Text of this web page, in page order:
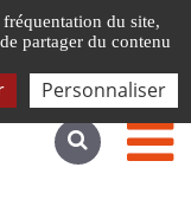
du site,
partager du contenu
Personnaliser